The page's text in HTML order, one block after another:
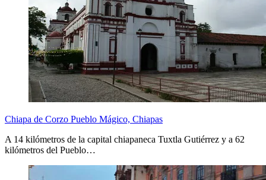
Chiapa de Corzo Pueblo Mágico, Chiapas
A 14 kilómetros de la capital chiapaneca Tuxtla Gutiérrez y a 62
kilómetros del Pueblo…